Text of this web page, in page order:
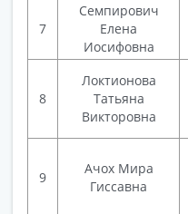
7
Семпирович
Елена
Иосифовна
8
Локтионова
Татьяна
Викторовна
9
Ачох Мира
Гиссавна